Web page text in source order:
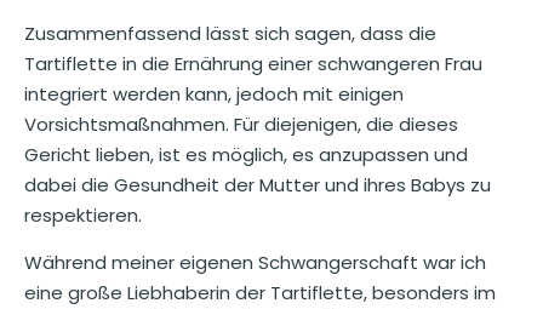
Zusammenfassend lässt sich sagen, dass die
Tartiflette in die Ernährung einer schwangeren Frau
integriert werden kann, jedoch mit einigen
Vorsichtsmaßnahmen. Für diejenigen, die dieses
Gericht lieben, ist es möglich, es anzupassen und
dabei die Gesundheit der Mutter und ihres Babys zu
respektieren.
Während meiner eigenen Schwangerschaft war ich
eine große Liebhaberin der Tartiflette, besonders im